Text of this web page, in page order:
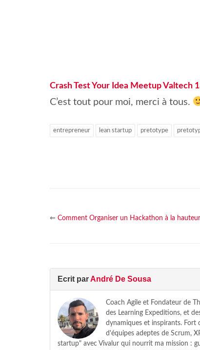
Crash Test Your Idea Meetup Valtech
C’est tout pour moi, merci à tous.
entrepreneur lean startup pretotype
⇐ Comment Organiser un Hackathon à la
Ecrit parAndré De Sousa
Coach Agile et Fondateur de
des Learning Expeditions, et
dynamiques et inspirants. Fort
d'équipes adeptes de Scrum,
startup" avec Vivalur qui nourrit ma mission :